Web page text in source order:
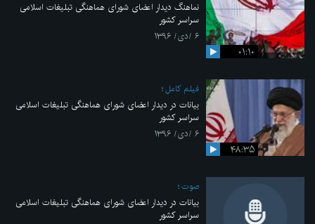
۰۱:۱۰
نماهنگ دیدار اعضای شورای هماهنگی تبلیغات اسلامی
سراسر کشور
۶ /دی/ ۱۳۹۶
۴۸:۳۵
فیلم کامل
بیانات در دیدار اعضای شورای هماهنگی تبلیغات اسلامی
سراسر کشور
۶ /دی/ ۱۳۹۶
صوت
بیانات در دیدار اعضای شورای هماهنگی تبلیغات اسلامی
سراسر کشور